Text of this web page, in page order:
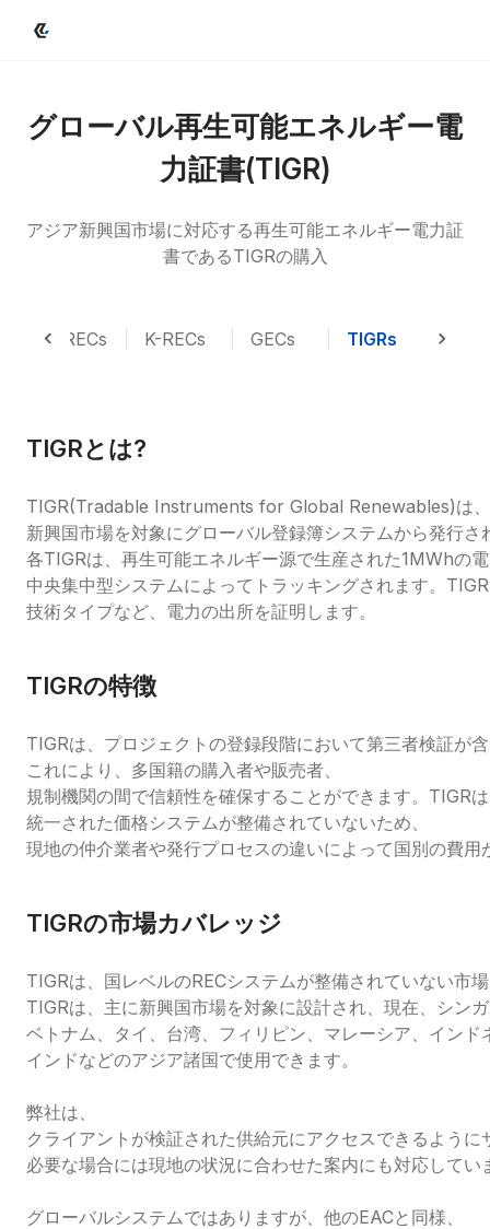
グローバル再生可能エネルギー電
力証書(TIGR)
アジア新興国市場に対応する再生可能エネルギー電力証
書であるTIGRの購入
US RECs K-RECs GECs TIGRs
TIGRとは?
TIGR(Tradable Instruments for Global Renewables)は、
新興国市場を対象にグローバル登録簿システムから発行
各TIGRは、再生可能エネルギー源で生産された1MWhの
中央集中型システムによってトラッキングされます。
技術タイプなど、電力の出所を証明します。
TIGRの特徴
TIGRは、プロジェクトの登録段階において第三者検証が
これにより、多国籍の購入者や販売者、
規制機関の間で信頼性を確保することができます。TIGR
統一された価格システムが整備されていないため、
現地の仲介業者や発行プロセスの違いによって国別の費
TIGRの市場カバレッジ
TIGRは、国レベルのRECシステムが整備されていない市
TIGRは、主に新興国市場を対象に設計され、現在、シン
ベトナム、タイ、台湾、フィリピン、マレーシア、インド
インドなどのアジア諸国で使用できます。
弊社は、
クライアントが検証された供給元にアクセスできるように
必要な場合には現地の状況に合わせた案内にも対応してい
グローバルシステムではありますが、他のEACと同様、